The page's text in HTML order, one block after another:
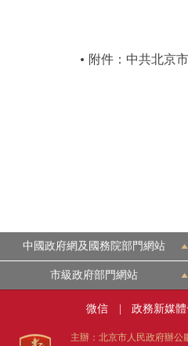
附件：中共北京
中國政府網及國務院部門網站
市級政府部門網站
微信 | 政務新媒
主辦：北京市人民政府辦公